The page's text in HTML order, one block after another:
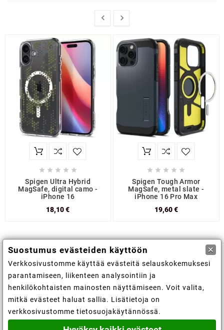
 
    
Spigen Ultra Hybrid
MagSafe, digital camo -
iPhone 16
18,10 €
    
Spigen Tough Armor
MagSafe, metal slate -
iPhone 16 Pro Max
19,60 €
Kaupan tiedot 

Tilisi 
Suostumus evästeiden käyttöön ×
Verkkosivustomme käyttää evästeitä selauskokemuksesi
parantamiseen, liikenteen analysointiin ja
henkilökohtaisten mainosten näyttämiseen. Voit valita,
mitkä evästeet haluat sallia. Lisätietoja on
verkkosivustomme tietosuojakäytännössä.